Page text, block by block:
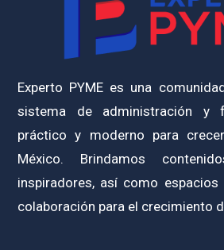
Experto PYME es una
sistema de administración y
práctico y moderno para
México. Brindamos
inspiradores, así como
colaboración para el crecimiento